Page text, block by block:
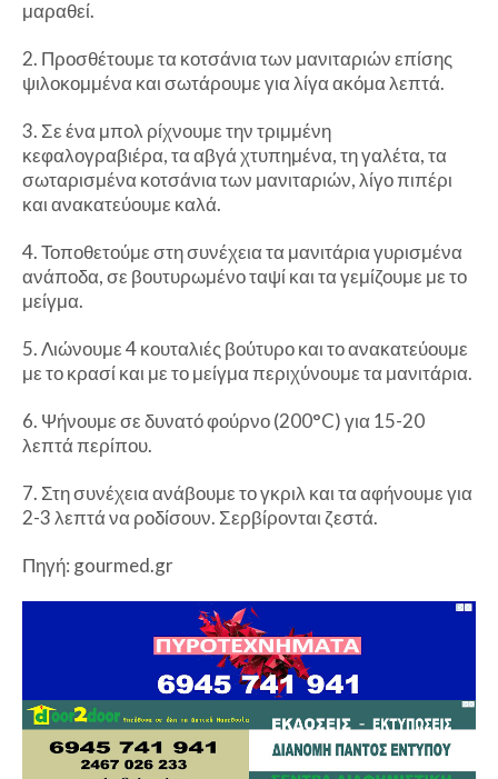
μαραθεί.
2. Προσθέτουμε τα κοτσάνια των μανιταριών επίσης
ψιλοκομμένα και σωτάρουμε για λίγα ακόμα λεπτά.
3. Σε ένα μπολ ρίχνουμε την τριμμένη
κεφαλογραβιέρα, τα αβγά χτυπημένα, τη γαλέτα, τα
σωταρισμένα κοτσάνια των μανιταριών, λίγο πιπέρι
και ανακατεύουμε καλά.
4. Τοποθετούμε στη συνέχεια τα μανιτάρια γυρισμένα
ανάποδα, σε βουτυρωμένο ταψί και τα γεμίζουμε με το
μείγμα.
5. Λιώνουμε 4 κουταλιές βούτυρο και το ανακατεύουμε
με το κρασί και με το μείγμα περιχύνουμε τα μανιτάρια.
6. Ψήνουμε σε δυνατό φούρνο (200°C) για 15-20
λεπτά περίπου.
7. Στη συνέχεια ανάβουμε το γκριλ και τα αφήνουμε για
2-3 λεπτά να ροδίσουν. Σερβίρονται ζεστά.
Πηγή: gourmed.gr